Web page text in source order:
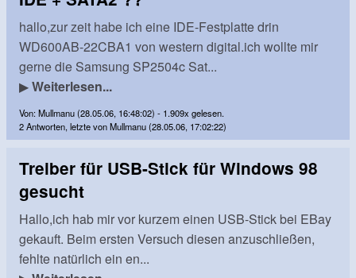
hallo,zur zeit habe ich eine IDE-Festplatte drin
WD600AB-22CBA1 von western digital.ich wollte mir
gerne die Samsung SP2504c Sat...
▶Weiterlesen...
Von: Mullmanu (28.05.06, 16:48:02) - 1.909x gelesen.
2 Antworten, letzte von Mullmanu (28.05.06, 17:02:22)
Treiber für USB-Stick für Windows 98
gesucht
Hallo,ich hab mir vor kurzem einen USB-Stick bei EBay
gekauft. Beim ersten Versuch diesen anzuschließen,
fehlte natürlich ein en...